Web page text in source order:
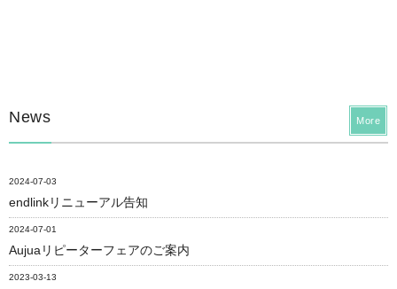
News
2024-07-03
endlinkリニューアル告知
2024-07-01
Aujuaリピーターフェアのご案内
2023-03-13
More